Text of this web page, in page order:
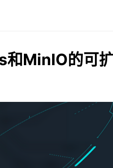
MinIO的可